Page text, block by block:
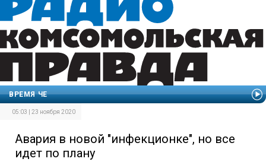
ВРЕМЯ ЧЕ
05:03 | 23 ноября 2020
Авария в новой "инфекционке", но все
идет по плану